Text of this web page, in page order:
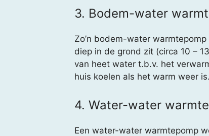
3. Bodem-water
Zo’n bodem-water
diep in de grond zit (circa 10 –
van heet water t.b.v. het
huis koelen als het warm weer is.
4. Water-water
Een water-water warmtepomp